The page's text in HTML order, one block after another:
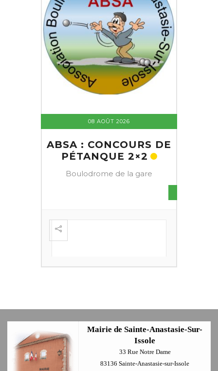
08 AOÛT 2026
ABSA : CONCOURS DE
PÉTANQUE 2×2
Boulodrome de la gare
Mairie de Sainte-Anastasie-Sur-
Issole
33 Rue Notre Dame
83136 Sainte-Anastasie-sur-Issole